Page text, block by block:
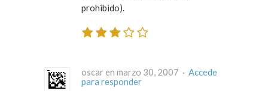
prohibido).
oscar en marzo 30, 2007 · Accede
para responder